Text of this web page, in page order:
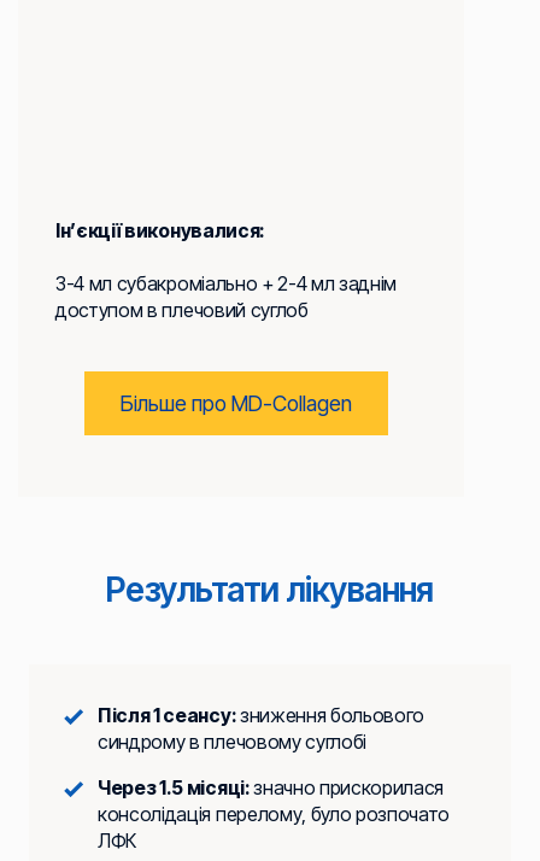
Ін’єкції виконувалися:
3-4 мл субакроміально + 2-4 мл заднім
доступом в плечовий суглоб
Більше про MD-Collagen
Результати лікування
Після 1 сеансу:зниження больового
синдрому в плечовому суглобі
Через 1.5 місяці:значно прискорилася
консолідація перелому, було розпочато
ЛФК